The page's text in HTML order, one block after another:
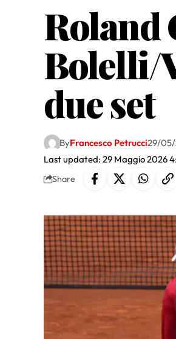
Roland
Bolelli/
due set
Last updated: 29 Maggio 2026
ByFrancesco Petrucci29/
Share